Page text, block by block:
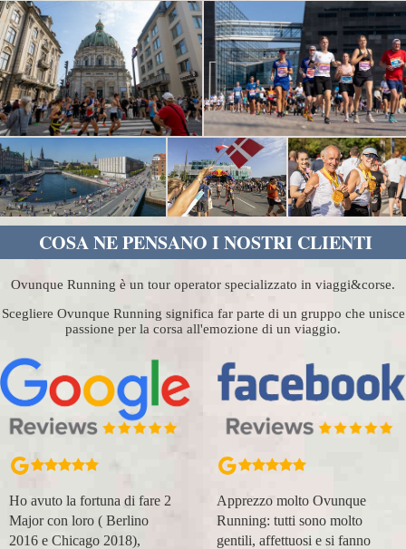
COSA NE PENSANO I NOSTRI CLIENTI
Ovunque Running è un tour operator specializzato in viaggi&corse.
Scegliere Ovunque Running significa far parte di un gruppo che unisce
passione per la corsa all'emozione di un viaggio.
Ho avuto la fortuna di fare 2
Major con loro ( Berlino
2016 e Chicago 2018),
Apprezzo molto Ovunque
Running: tutti sono molto
gentili, affettuosi e si fanno